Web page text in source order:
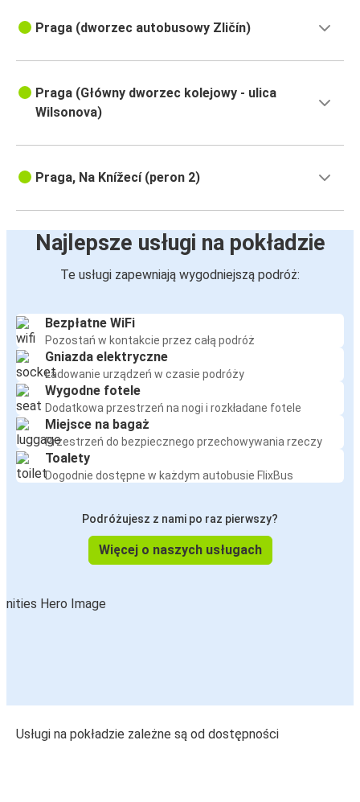
Praga (dworzec autobusowy Zličín)
Praga (Główny dworzec kolejowy - ulica
Wilsonova)
Praga, Na Knížecí (peron 2)
Najlepsze usługi na pokładzie
Te usługi zapewniają wygodniejszą podróż:
Bezpłatne WiFi
Pozostań w kontakcie przez całą podróż
Gniazda elektryczne
Ładowanie urządzeń w czasie podróży
Wygodne fotele
Dodatkowa przestrzeń na nogi i rozkładane fotele
Miejsce na bagaż
Przestrzeń do bezpiecznego przechowywania rzeczy
Toalety
Dogodnie dostępne w każdym autobusie FlixBus
Podróżujesz z nami po raz pierwszy?
Więcej o naszych usługach
Usługi na pokładzie zależne są od dostępności